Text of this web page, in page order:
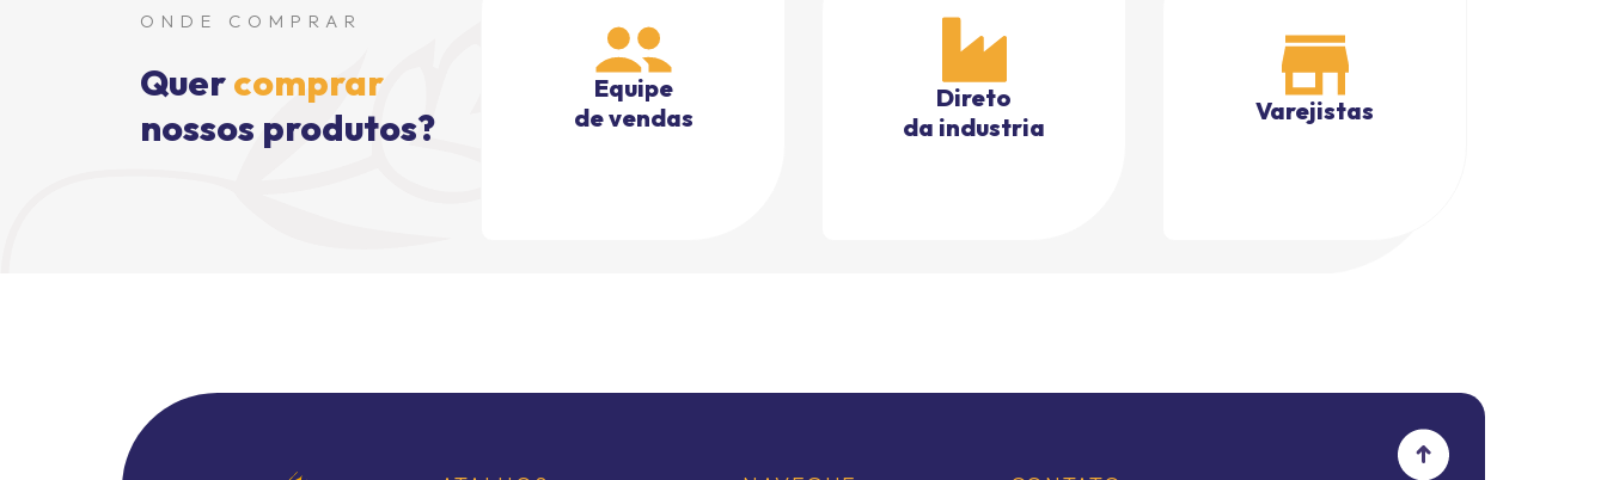
ONDE COMPRAR
Quercomprar
nossos produtos?
Equipe
de vendas
Direto
da industria
Varejistas